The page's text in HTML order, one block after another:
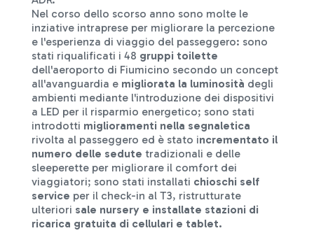
Nel corso dello scorso anno sono molte le
inziative intraprese per migliorare la percezione
e l'esperienza di viaggio del passeggero: sono
stati riqualificati i 48 gruppi toilette
dell'aeroporto di Fiumicino secondo un concept
all'avanguardia e migliorata la luminosità degli
ambienti mediante l'introduzione dei dispositivi
a LED per il risparmio energetico; sono stati
introdotti miglioramenti nella segnaletica
rivolta al passeggero ed è stato incrementato il
numero delle sedute tradizionali e delle
sleeperette per migliorare il comfort dei
viaggiatori; sono stati installati chioschi self
service per il check-in al T3, ristrutturate
ulteriori sale nursery e installate stazioni di
ricarica gratuita di cellulari e tablet.